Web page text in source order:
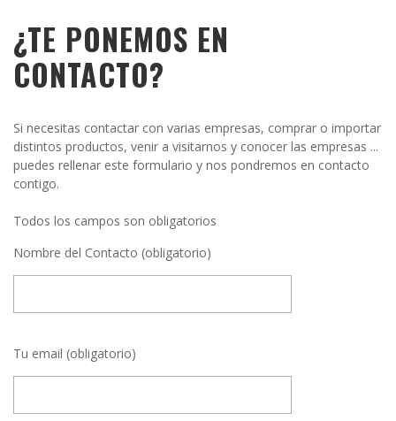
¿TE PONEMOS EN
CONTACTO?
Si necesitas contactar con varias empresas, comprar o importar
distintos productos, venir a visitarnos y conocer las empresas ...
puedes rellenar este formulario y nos pondremos en contacto
contigo.
Todos los campos son obligatorios
Nombre del Contacto (obligatorio)
Tu email (obligatorio)